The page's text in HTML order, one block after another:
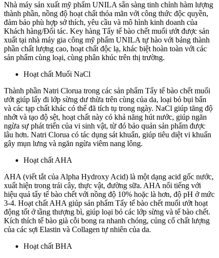
Nhà máy sản xuất mỹ phẩm UNILA sẵn sàng tinh chỉnh hàm lượng
thành phần, nồng độ hoạt chất thỏa mãn với công thức độc quyền,
đảm bảo phù hợp sở thích, yêu cầu và mô hình kinh doanh của
Khách hàng/Đối tác. Key hàng Tẩy tế bào chết muối ướt được sản
xuất tại nhà máy gia công mỹ phẩm UNILA tự hào với bảng thành
phần chất lượng cao, hoạt chất độc lạ, khác biệt hoàn toàn với các
sản phẩm cùng loại, cùng phân khúc trên thị trường.
Hoạt chất Muối NaCl
Thành phần Natri Clorua trong các sản phẩm Tẩy tế bào chết muối
ướt giúp lấy đi lớp sừng dư thừa trên cùng của da, loại bỏ bụi bẩn
và các tạp chất khác có thể đã tích tụ trong ngày. NaCl giúp tăng độ
nhớt và tạo độ sệt, hoạt chất này có khả năng hút nước, giúp ngăn
ngừa sự phát triển của vi sinh vật, từ đó bảo quản sản phẩm được
lâu hơn. Natri Clorua có tác dụng sát khuẩn, giúp tiêu diệt vi khuẩn
gây mụn lưng và ngăn ngừa viêm nang lông.
Hoạt chất AHA
AHA (viết tắt của Alpha Hydroxy Acid) là một dạng acid gốc nước,
xuất hiện trong trái cây, thực vật, đường sữa. AHA nổi tiếng với
hiệu quả tẩy tế bào chết với nồng độ 10% hoặc là hơn, độ pH ở mức
3-4. Hoạt chất AHA giúp sản phẩm Tẩy tế bào chết muối ướt hoạt
động tốt ở tầng thượng bì, giúp loại bỏ các lớp sừng và tế bào chết.
Kích thích tế bào già cỗi bong ra nhanh chóng, củng cố chất lượng
của các sợi Elastin và Collagen tự nhiên của da.
Hoạt chất BHA